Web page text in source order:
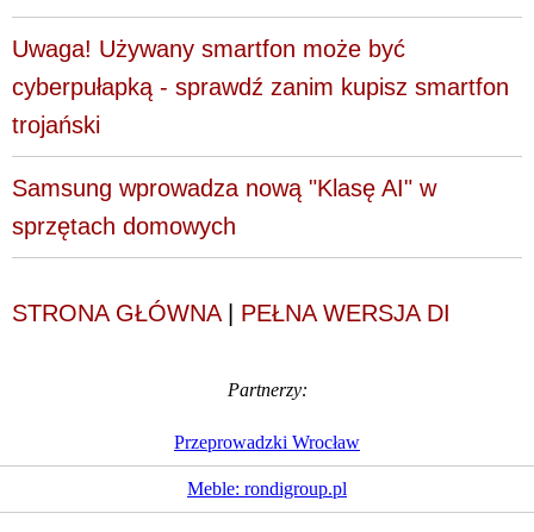
Uwaga! Używany smartfon może być
cyberpułapką - sprawdź zanim kupisz smartfon
trojański
Samsung wprowadza nową "Klasę AI" w
sprzętach domowych
STRONA GŁÓWNA| PEŁNA WERSJA DI
Partnerzy:
Przeprowadzki Wrocław
Meble: rondigroup.pl